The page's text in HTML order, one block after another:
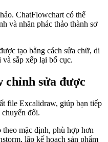
ChatFlowchart có thể
và nhãn phác thảo thành sơ
tạo bằng cách sửa chữ, di
sắp xếp lại bố cục.
chỉnh sửa được
file Excalidraw, giúp bạn tiếp
đổi.
mặc định, phù hợp hơn
lập kế hoạch sản phẩm